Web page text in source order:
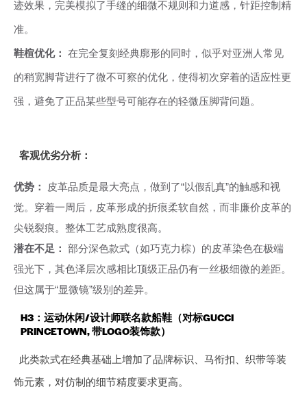
迹效果，完美模拟了手缝的细微不规则和力道感，针距控制精
准。
鞋楦优化： 在完全复刻经典廓形的同时，似乎对亚洲人常见
的稍宽脚背进行了微不可察的优化，使得初次穿着的适应性更
强，避免了正品某些型号可能存在的轻微压脚背问题。
客观优劣分析：
优势：
皮革品质是最大亮点，做到了“以假乱真”的触感和视
觉。穿着一周后，皮革形成的折痕柔软自然，而非廉价皮革的
尖锐裂痕。整体工艺成熟度很高。
潜在不足： 部分深色款式（如巧克力棕）的皮革染色在极端
强光下，其色泽层次感相比顶级正品仍有一丝极细微的差距。
但这属于“显微镜”级别的差异。
H3：运动休闲/设计师联名款船鞋（对标GUCCI
PRINCETOWN, 带LOGO装饰款）
此类款式在经典基础上增加了品牌标识、马衔扣、织带等装
饰元素，对仿制的细节精度要求更高。